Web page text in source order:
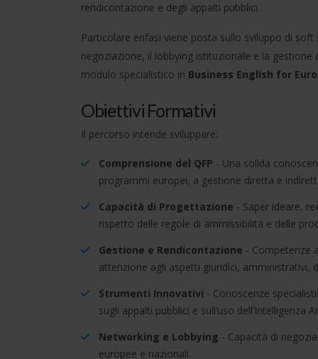
rendicontazione e degli appalti pubblici.
Particolare enfasi viene posta sullo sviluppo di
negoziazione, il lobbying istituzionale e la
modulo specialistico in Business English for
Obiettivi Formativi
Il percorso intende sviluppare:
Comprensione del QFP - Una solida
programmi europei, a gestione diretta e
Capacità di Progettazione - Saper ideare,
rispetto delle regole di ammissibilità e delle
Gestione e Rendicontazione - Competenze
attenzione agli aspetti giuridici, amministrativi,
Strumenti Innovativi - Conoscenze
sugli appalti pubblici e sull’uso dell’Intelligenza
Networking e Lobbying - Capacità di
europee e nazionali.